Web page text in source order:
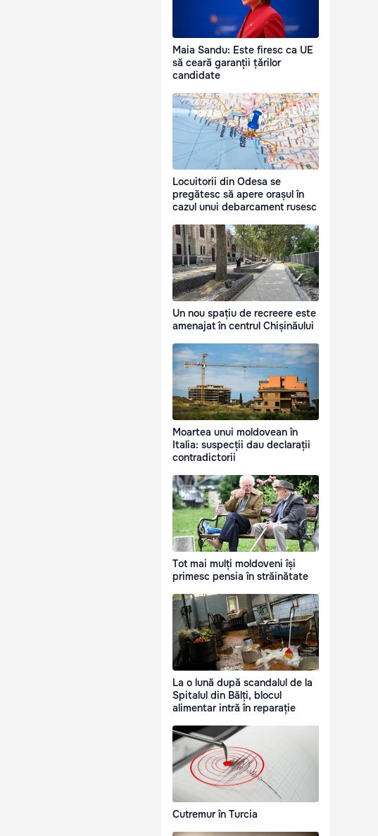
Maia Sandu: Este firesc ca UE
să ceară garanții țărilor
candidate
Locuitorii din Odesa se
pregătesc să apere orașul în
cazul unui debarcament rusesc
Un nou spațiu de recreere este
amenajat în centrul Chișinăului
Moartea unui moldovean în
Italia: suspecții dau declarații
contradictorii
Tot mai mulți moldoveni își
primesc pensia în străinătate
La o lună după scandalul de la
Spitalul din Bălți, blocul
alimentar intră în reparație
Cutremur în Turcia